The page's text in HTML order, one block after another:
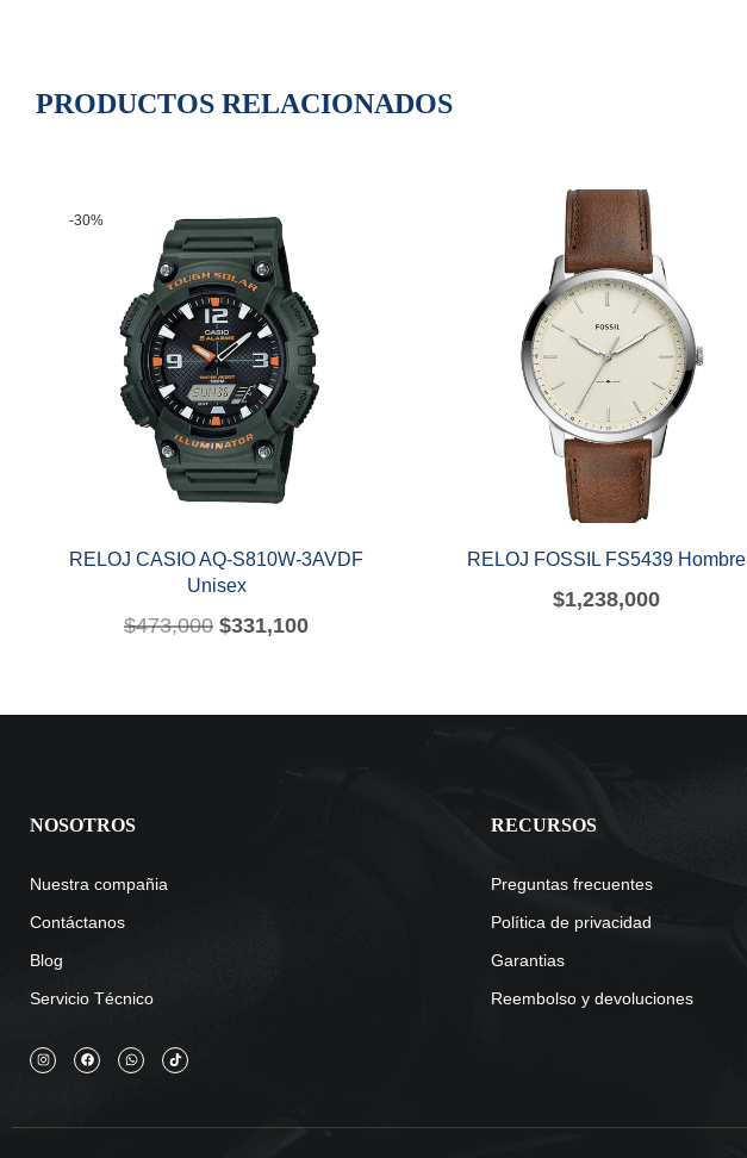
PRODUCTOS RELACIONADOS
-30%
RELOJ CASIO AQ-S810W-3AVDF
Unisex
$473,000 $331,100
RELOJ FOSSIL FS5439 Hombre
$1,238,000
NOSOTROS
Nuestra compañia
Contáctanos
Blog
Servicio Técnico
RECURSOS
Preguntas frecuentes
Política de privacidad
Garantias
Reembolso y devoluciones